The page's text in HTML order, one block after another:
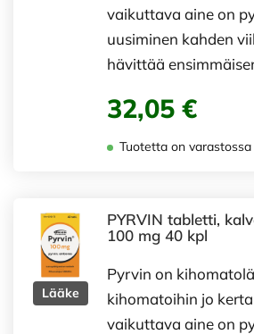
vaikuttava aine on
uusiminen kahden
hävittää
32,05 €
Tuotetta on varastossa
Lääke
PYRVIN tabletti,
100 mg 40 kpl
Pyrvin on
kihomatoihin jo
vaikuttava aine on